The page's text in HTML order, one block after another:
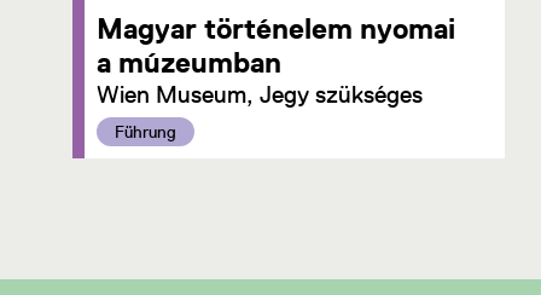
Magyar történelem nyomai
a múzeumban
Wien Museum, Jegy szükséges
Kategorie:
Führung